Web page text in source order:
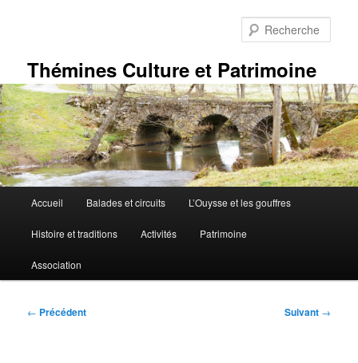
Thémines Culture et Patrimoine
principal
Accueil Balades et circuits L’Ouysse et les gouffres
Histoire et traditions Activités Patrimoine
Association
Navigation
← Précédent Suivant →